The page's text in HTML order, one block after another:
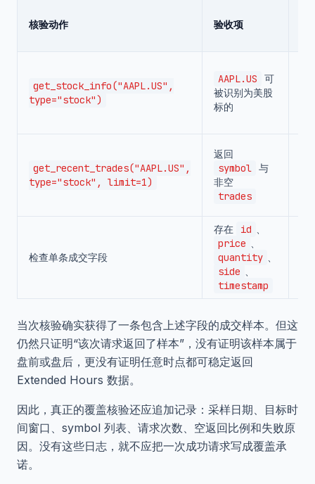
核验动作 验收项
get_stock_info("AAPL.US",
type="stock")
AAPL.US
可
被识别为美股
标的
get_recent_trades("AAPL.US",
type="stock", limit=1)
返回
symbol 与
非空
trades
检查单条成交字段
存在 id
price
quantity
side
timestamp
当次核验确实获得了一条包含上述字段的成交样本。但这
仍然只证明“该次请求返回了样本”，没有证明该样本属于
盘前或盘后，更没有证明任意时点都可稳定返回
Extended Hours 数据。
因此，真正的覆盖核验还应追加记录：采样日期、目标时
间窗口、symbol 列表、请求次数、空返回比例和失败原
因。没有这些日志，就不应把一次成功请求写成覆盖承
诺。